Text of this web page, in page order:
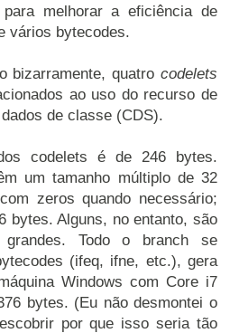
melhorar a eficiência de
bizarramente, quatro codelets
ao uso do recurso de
codelets é de 246 bytes.
um tamanho múltiplo de 32
zeros quando necessário;
bytes. Alguns, no entanto, são
grandes. Todo o branch se
(ifeq, ifne, etc.), gera
Windows com Core i7
bytes. (Eu não desmontei o
por que isso seria tão